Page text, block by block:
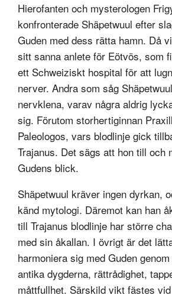
Hierofanten och mysterologen
konfronterade Shäpetwuul efter
Guden med dess rätta hamn. Då
sitt sanna anlete för Eötvös, som
ett Schweiziskt hospital för att
nerver. Andra som såg
nervklena, varav några aldrig
sig. Förutom storhertiginnan
Paleologos, vars blodlinje gick
Trajanus. Det sägs att hon till och
Gudens blick.
Shäpetwuul kräver ingen dyrkan,
känd mytologi. Däremot kan han
till Trajanus blodlinje har större
med sin åkallan. I övrigt är det
harmoniera sig med Guden
antika dygderna, rättrådighet,
måttfullhet. Särskild vikt fästes